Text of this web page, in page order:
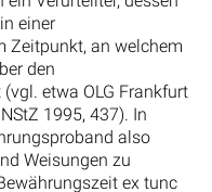
einer
Zeitpunkt, an welchem
den
etwa OLG Frankfurt
1995, 437). In
also
Weisungen zu
ex tunc